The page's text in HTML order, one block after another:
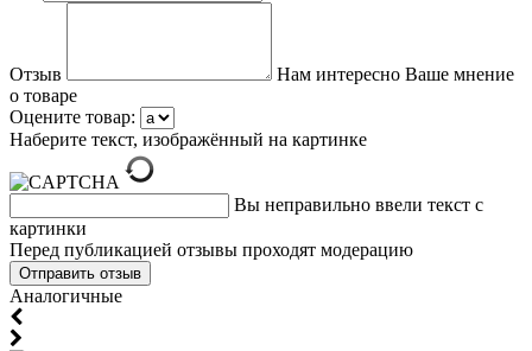
Отзыв
Нам интересно Ваше мнение
о товаре
Оцените товар:
Наберите текст, изображённый на картинке
Вы неправильно ввели текст с
картинки
Перед публикацией отзывы проходят модерацию
Аналогичные